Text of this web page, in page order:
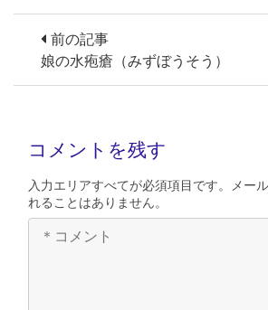
前の記事
娘の水疱瘡（みずぼうそう）
コメントを残す
入力エリアすべてが必須項目です。メー
れることはありません。